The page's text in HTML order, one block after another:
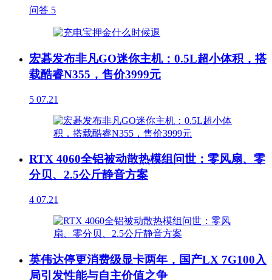
问答 5
宏碁发布非凡GO迷你主机：0.5L超小体积，搭
载酷睿N355，售价3999元
5 07.21
RTX 4060全铝被动散热模组问世：零风扇、零
分贝、2.5公斤静音方案
4 07.21
英伟达停更消费级显卡两年，国产LX 7G100入
局引发性能与自主价值之争